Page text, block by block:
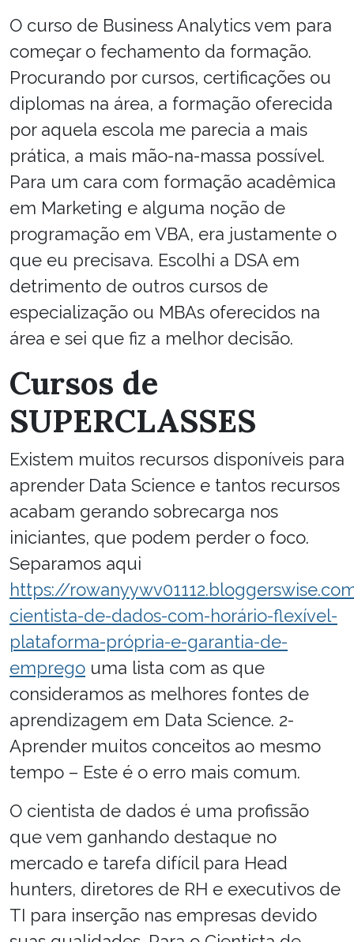
O curso de Business Analytics vem para
começar o fechamento da formação.
Procurando por cursos, certificações ou
diplomas na área, a formação oferecida
por aquela escola me parecia a mais
prática, a mais mão-na-massa possível.
Para um cara com formação acadêmica
em Marketing e alguma noção de
programação em VBA, era justamente o
que eu precisava. Escolhi a DSA em
detrimento de outros cursos de
especialização ou MBAs oferecidos na
área e sei que fiz a melhor decisão.
Cursos de
SUPERCLASSES
Existem muitos recursos disponíveis para
aprender Data Science e tantos recursos
acabam gerando sobrecarga nos
iniciantes, que podem perder o foco.
Separamos aqui
https://
cientista-de-dados-com-horário-flexível-
plataforma-própria-e-garantia-de-
emprego uma lista com as que
consideramos as melhores fontes de
aprendizagem em Data Science. 2-
Aprender muitos conceitos ao mesmo
tempo – Este é o erro mais comum.
O cientista de dados é uma profissão
que vem ganhando destaque no
mercado e tarefa difícil para Head
hunters, diretores de RH e executivos de
TI para inserção nas empresas devido